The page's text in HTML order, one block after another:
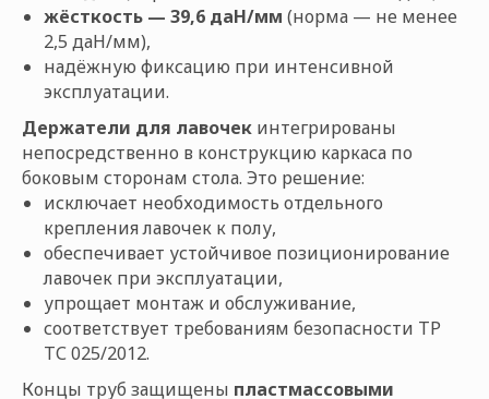
жёсткость — 39,6 даН/мм (норма — не менее
2,5 даН/мм),
надёжную фиксацию при интенсивной
эксплуатации.
Держатели для лавочек интегрированы
непосредственно в конструкцию каркаса по
боковым сторонам стола. Это решение:
исключает необходимость отдельного
крепления лавочек к полу,
обеспечивает устойчивое позиционирование
лавочек при эксплуатации,
упрощает монтаж и обслуживание,
соответствует требованиям безопасности ТР
ТС 025/2012.
Концы труб защищены пластмассовыми